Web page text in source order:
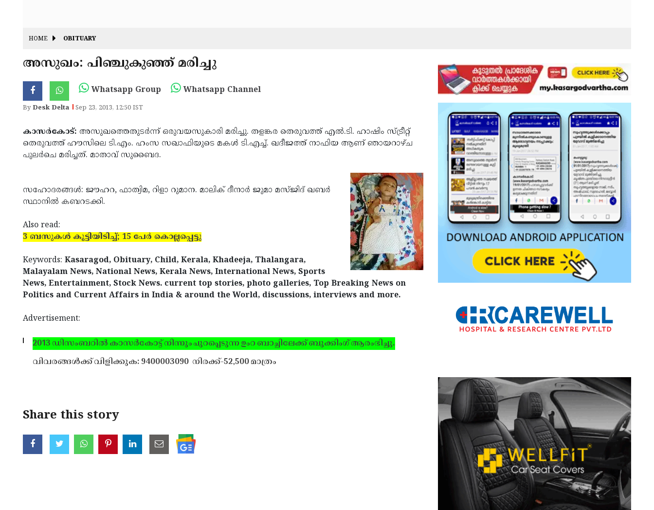
HOME OBITUARY
അസുഖം: പിഞ്ചുകുഞ്ഞ് മരിച്ചു
Whatsapp Group Whatsapp Channel
ByDesk Delta Sep 23, 2013, 12:50 IST
കാസര്‍കോട്: അസുഖത്തെതുടര്‍ന്ന് ഒരുവയസുകാരി മരിച്ചു. തളങ്കര തെരുവത്ത് എല്‍.ടി. ഹാഷിം സ്ട്രീറ്റ്
തെരുവത്ത് ഹൗസിലെ ടി.എം. ഹംസ സഖാഫിയുടെ മകള്‍ ടി.എച്ച്. ഖദീജത്ത് നാഫിയ ആണ് ഞായറാഴ്ച
പുലര്‍ചെ മരിച്ചത്. മാതാവ് സുബൈദ.
സഹോദരങ്ങള്‍: ജൗഹറ, ഫാത്വിമ, റിളാ റുമാന. മാലിക് ദീനാര്‍ ജുമാ മസ്ജിദ് ഖബര്‍
സ്ഥാനില്‍ കബറടക്കി.
Also read:
3 ബസുകള്‍ കൂട്ടിയിടിച്ച്; 15 പേര്‍ കൊല്ലപ്പെട്ടു
Keywords: Kasaragod, Obituary, Child, Kerala, Khadeeja, Thalangara,
Malayalam News, National News, Kerala News, International News, Sports
News, Entertainment, Stock News. current top stories, photo galleries, Top Breaking News on
Politics and Current Affairs in India & around the World, discussions, interviews and more.
Advertisement:
2013 ഡിസംബറില്‍ കാസര്‍കോട്ട് നിന്നും പുറപ്പെടുന്ന ഉംറ ബാച്ചിലേക്ക് ബുക്കിംഗ് ആരംഭിച്ചു.
വിവരങ്ങള്‍ക്ക് വിളിക്കുക: 9400003090 നിരക്ക്-52,500 മാത്രം
Share this story